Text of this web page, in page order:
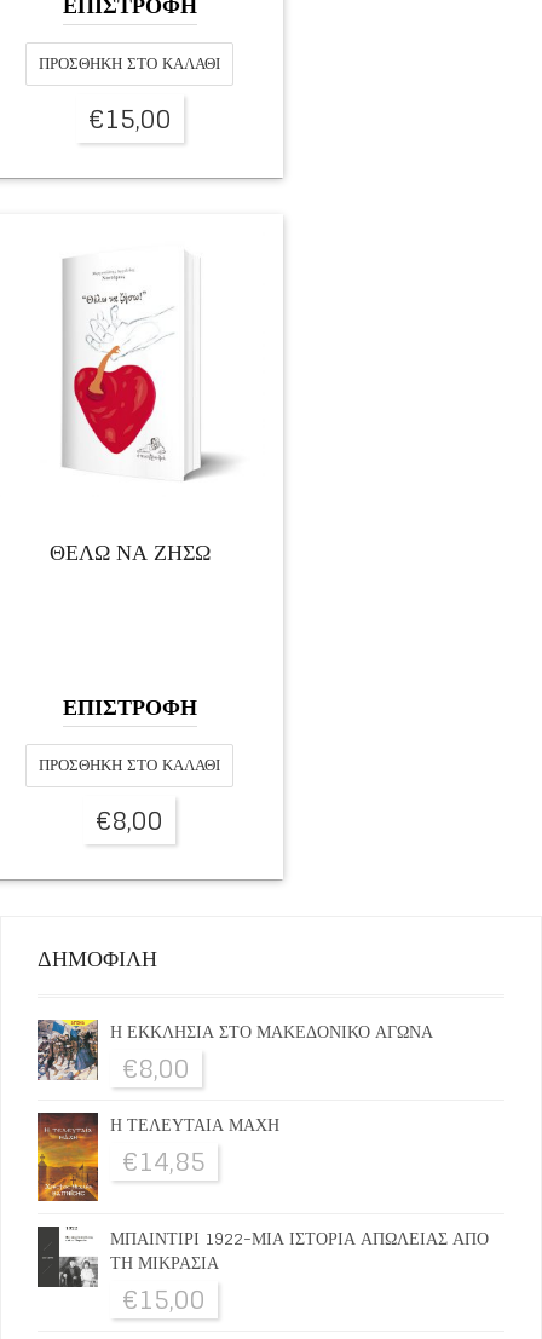
ΠΡΟΣΘΉΚΗ ΣΤΟ ΚΑΛΆΘΙ
€15,00
ΘΕΛΩ ΝΑ ΖΗΣΩ
ΕΠΙΣΤΡΟΦΗ
ΠΡΟΣΘΉΚΗ ΣΤΟ ΚΑΛΆΘΙ
€8,00
ΔΗΜΟΦΙΛΗ
Η ΕΚΚΛΗΣΙΑ ΣΤΟ ΜΑΚΕΔΟΝΙΚΟ ΑΓΩΝΑ
€8,00
Η ΤΕΛΕΥΤΑΙΑ ΜΑΧΗ
€14,85
ΜΠΑΙΝΤΙΡΙ 1922-ΜΙΑ ΙΣΤΟΡΙΑ ΑΠΩΛΕΙΑΣ ΑΠΟ
ΤΗ ΜΙΚΡΑΣΙΑ
€15,00